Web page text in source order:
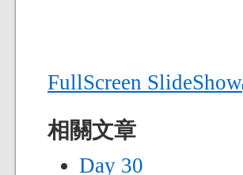
FullScreen SlideShow
相關文章
Day 30